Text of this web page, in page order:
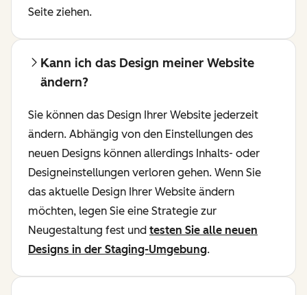
Seite ziehen.
Kann ich das Design meiner Website
ändern?
Sie können das Design Ihrer Website jederzeit
ändern. Abhängig von den Einstellungen des
neuen Designs können allerdings Inhalts- oder
Designeinstellungen verloren gehen. Wenn Sie
das aktuelle Design Ihrer Website ändern
möchten, legen Sie eine Strategie zur
Neugestaltung fest und testen Sie alle neuen
Designs in der Staging-Umgebung.